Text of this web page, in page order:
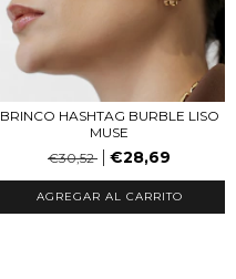
BRINCO HASHTAG BURBLE LISO
MUSE
€30,52
€28,69
AGREGAR AL CARRITO